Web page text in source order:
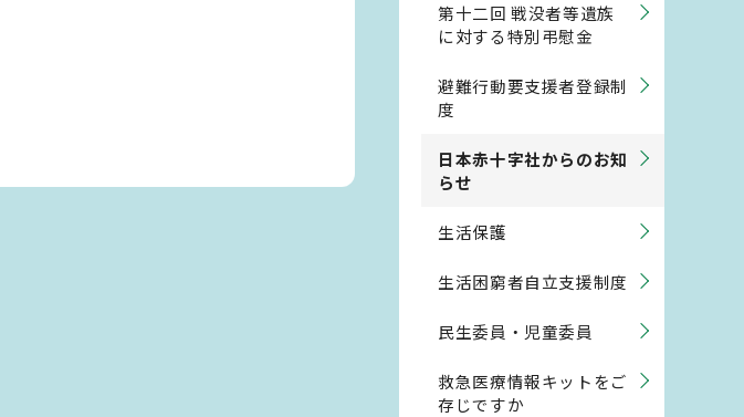
第十二回 戦没者等遺族
に対する特別弔慰金
避難行動要支援者登録制
度
日本赤十字社からのお知
らせ
生活保護
生活困窮者自立支援制度
民生委員・児童委員
救急医療情報キットをご
存じですか